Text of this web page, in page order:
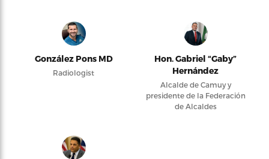
González Pons MD
Radiologist
Hon. Gabriel “Gaby”
Hernández
Alcalde de Camuy y
presidente de la Federación
de Alcaldes